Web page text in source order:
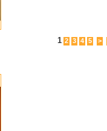
1 2 3 4 5 >